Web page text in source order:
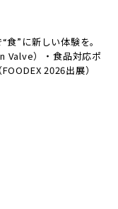
食”に新しい体験を。
Valve）・食品対応ポ
2026出展）